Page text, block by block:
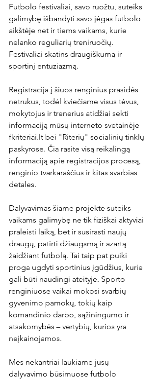
Futbolo festivaliai, savo ruožtu, suteiks
galimybę išbandyti savo jėgas futbolo
aikštėje net ir tiems vaikams, kurie
nelanko reguliarių treniruočių.
Festivaliai skatins draugiškumą ir
sportinį entuziazmą.
Registracija į šiuos renginius prasidės
netrukus, todėl kviečiame visus tėvus,
mokytojus ir trenerius atidžiai sekti
informaciją mūsų interneto svetainėje
fkriteriai.lt bei "Riterių" socialinių tinklų
paskyrose. Čia rasite visą reikalingą
informaciją apie registracijos procesą,
renginio tvarkaraščius ir kitas svarbias
detales.
Dalyvavimas šiame projekte suteiks
vaikams galimybę ne tik fiziškai aktyviai
praleisti laiką, bet ir susirasti naujų
draugų, patirti džiaugsmą ir azartą
žaidžiant futbolą. Tai taip pat puiki
proga ugdyti sportinius įgūdžius, kurie
gali būti naudingi ateityje. Sporto
renginiuose vaikai mokosi svarbių
gyvenimo pamokų, tokių kaip
komandinio darbo, sąžiningumo ir
atsakomybės – vertybių, kurios yra
neįkainojamos.
Mes nekantriai laukiame jūsų
dalyvavimo būsimuose futbolo